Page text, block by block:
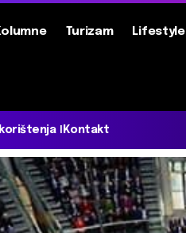
Turizam Lifestyle
Kontakt